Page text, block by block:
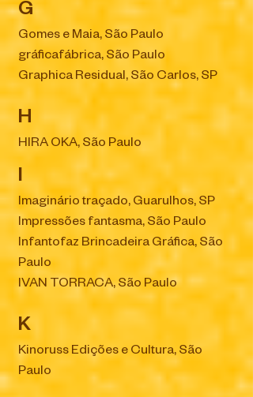
G
Gomes e Maia, São Paulo
gráficafábrica, São Paulo
Graphica Residual, São Carlos, SP
H
HIRA OKA, São Paulo
I
Imaginário traçado, Guarulhos, SP
Impressões fantasma, São Paulo
Infantofaz Brincadeira Gráfica, São
Paulo
IVAN TORRACA, São Paulo
K
Kinoruss Edições e Cultura, São
Paulo